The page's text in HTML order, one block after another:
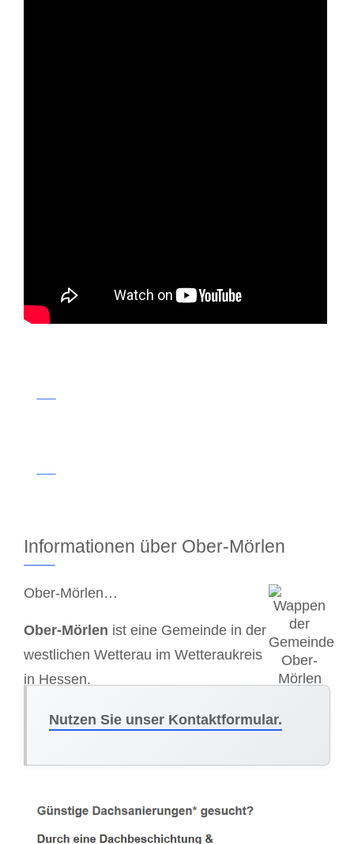
Informationen über Ober-Mörlen
Ober-Mörlen…
Ober-Mörlen ist eine Gemeinde in der
westlichen Wetterau im Wetteraukreis
in Hessen.
Nutzen Sie unser Kontaktformular.